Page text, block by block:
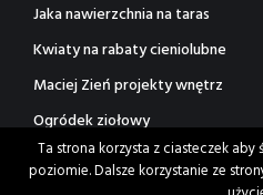
Jaka nawierzchnia na taras
Kwiaty na rabaty cieniolubne
Maciej Zień projekty wnętrz
Ogródek ziołowy
Rośliny jonizujące powietrze
Ta strona korzysta z ciasteczek aby
poziomie. Dalsze korzystanie ze